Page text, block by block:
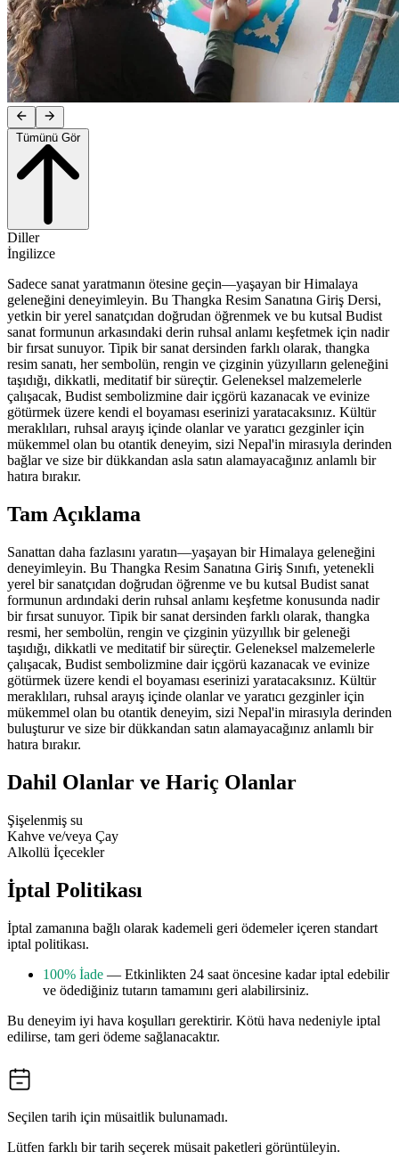
Tümünü Gör
Diller
İngilizce
Sadece sanat yaratmanın ötesine geçin—yaşayan bir Himalaya
geleneğini deneyimleyin. Bu Thangka Resim Sanatına Giriş Dersi,
yetkin bir yerel sanatçıdan doğrudan öğrenmek ve bu kutsal Budist
sanat formunun arkasındaki derin ruhsal anlamı keşfetmek için nadir
bir fırsat sunuyor. Tipik bir sanat dersinden farklı olarak, thangka
resim sanatı, her sembolün, rengin ve çizginin yüzyılların geleneğini
taşıdığı, dikkatli, meditatif bir süreçtir. Geleneksel malzemelerle
çalışacak, Budist sembolizmine dair içgörü kazanacak ve evinize
götürmek üzere kendi el boyaması eserinizi yaratacaksınız. Kültür
meraklıları, ruhsal arayış içinde olanlar ve yaratıcı gezginler için
mükemmel olan bu otantik deneyim, sizi Nepal'in mirasıyla derinden
bağlar ve size bir dükkandan asla satın alamayacağınız anlamlı bir
hatıra bırakır.
Tam Açıklama
Sanattan daha fazlasını yaratın—yaşayan bir Himalaya geleneğini
deneyimleyin. Bu Thangka Resim Sanatına Giriş Sınıfı, yetenekli
yerel bir sanatçıdan doğrudan öğrenme ve bu kutsal Budist sanat
formunun ardındaki derin ruhsal anlamı keşfetme konusunda nadir
bir fırsat sunuyor. Tipik bir sanat dersinden farklı olarak, thangka
resmi, her sembolün, rengin ve çizginin yüzyıllık bir geleneği
taşıdığı, dikkatli ve meditatif bir süreçtir. Geleneksel malzemelerle
çalışacak, Budist sembolizmine dair içgörü kazanacak ve evinize
götürmek üzere kendi el boyaması eserinizi yaratacaksınız. Kültür
meraklıları, ruhsal arayış içinde olanlar ve yaratıcı gezginler için
mükemmel olan bu otantik deneyim, sizi Nepal'in mirasıyla derinden
buluşturur ve size bir dükkandan satın alamayacağınız anlamlı bir
hatıra bırakır.
Dahil Olanlar ve Hariç Olanlar
Şişelenmiş su
Kahve ve/veya Çay
Alkollü İçecekler
İptal Politikası
İptal zamanına bağlı olarak kademeli geri ödemeler içeren standart
iptal politikası.
100% İade — Etkinlikten 24 saat öncesine kadar iptal edebilir
ve ödediğiniz tutarın tamamını geri alabilirsiniz.
Bu deneyim iyi hava koşulları gerektirir. Kötü hava nedeniyle iptal
edilirse, tam geri ödeme sağlanacaktır.
Seçilen tarih için müsaitlik bulunamadı.
Lütfen farklı bir tarih seçerek müsait paketleri görüntüleyin.